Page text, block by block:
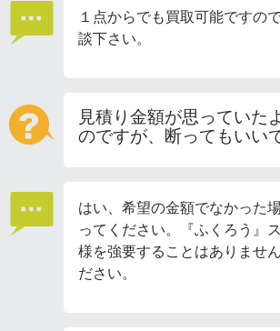
１点からでも買取可能ですの
談下さい。
見積り金額が思っていた
のですが、断ってもいい
はい、希望の金額でなかった
ってください。『ふくろう』
様を強要することはありませ
ださい。